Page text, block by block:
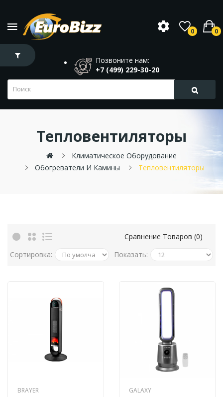
0 0
Позвоните нам:
+7 (499) 229-30-20
Тепловентиляторы
Климатическое Оборудование
Обогреватели И Камины
Тепловентиляторы
Сравнение Товаров (0)
Сортировка:
Показать:
BRAYER GALAXY